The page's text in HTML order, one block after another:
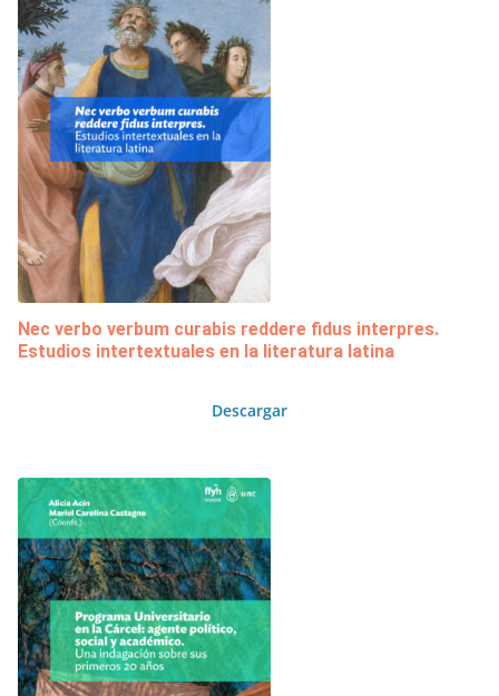
Nec verbo verbum curabis reddere fidus interpres.
Estudios intertextuales en la literatura latina
Descargar